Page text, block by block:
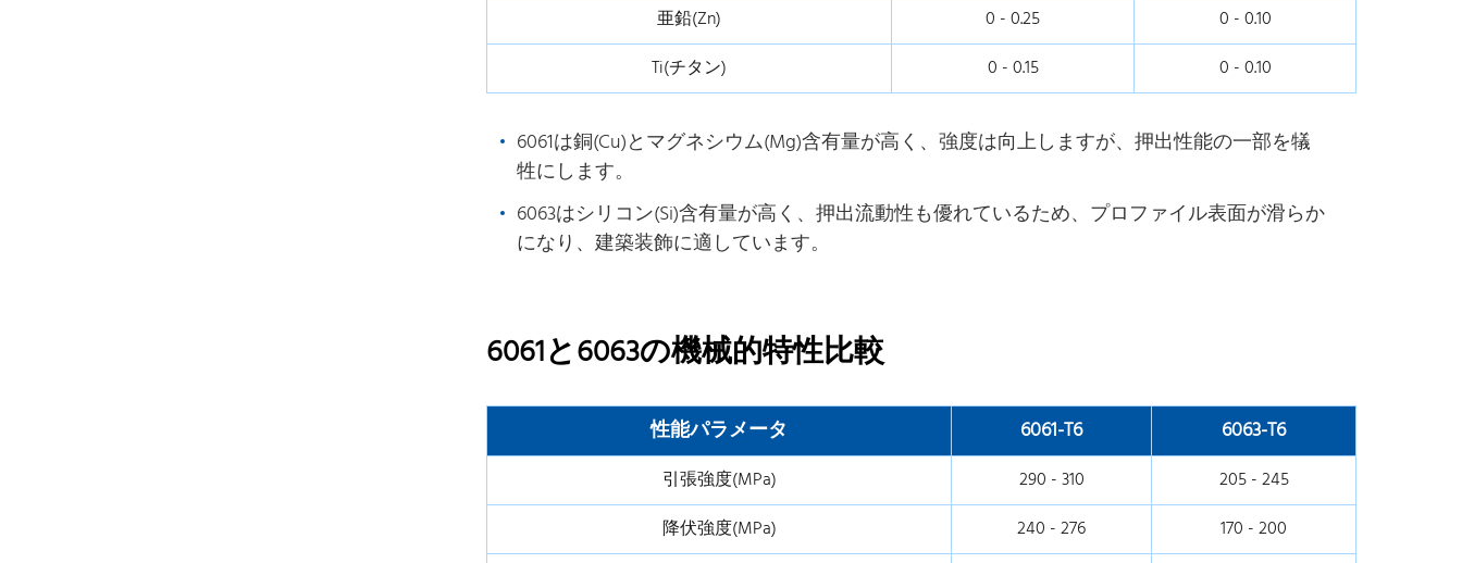
亜鉛(Zn)
0 - 0.25
0 - 0.10
Ti(チタン)
0 - 0.15 0 - 0.10
6061は銅(Cu)とマグネシウム(Mg)含有量が高く、強度は向上しますが、押出性能の一部を犠
牲にします。
6063はシリコン(Si)含有量が高く、押出流動性も優れているため、プロファイル表面が滑らか
になり、建築装飾に適しています。
6061と6063の機械的特性比較
性能パラメータ 6061-T6 6063-T6
引張強度(MPa) 290 - 310
205 - 245
降伏強度(MPa)
240 - 276
170 - 200